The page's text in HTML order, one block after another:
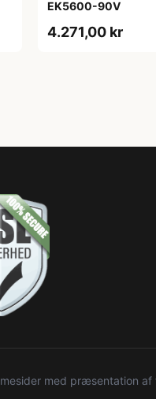
EK5600-90V
4.271,00 kr
med præsentation